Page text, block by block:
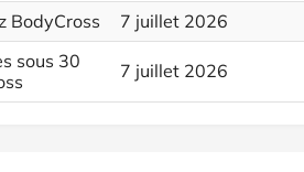
BodyCross
7 juillet 2026
sous 30
7 juillet 2026